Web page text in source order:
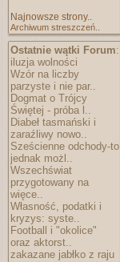
Najnowsze strony..
Archiwum streszczeń..
Ostatnie wątki Forum:
iluzja wolności
Wzór na liczby
parzyste i nie par..
Dogmat o Trójcy
Świętej - próba l..
Diabeł tasmański i
zaraźliwy nowo..
Sześcienne odchody-to
jednak możl..
Wszechświat
przygotowany na
więce..
Własność, podatki i
kryzys: syste..
Football i "okolice"
oraz aktorst..
zakazane jabłko z raju